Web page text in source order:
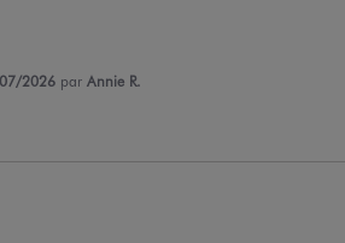
2026 par Annie R.